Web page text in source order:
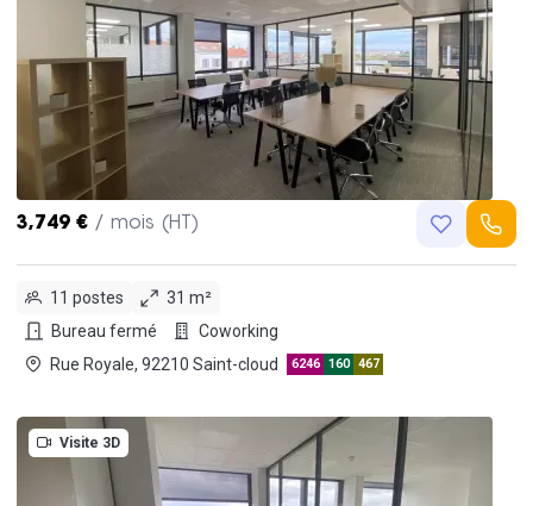
3,749 € / mois (HT)
11 postes
31 m²
Bureau fermé
Coworking
Rue Royale, 92210 Saint-cloud
6246 160 467
Visite 3D